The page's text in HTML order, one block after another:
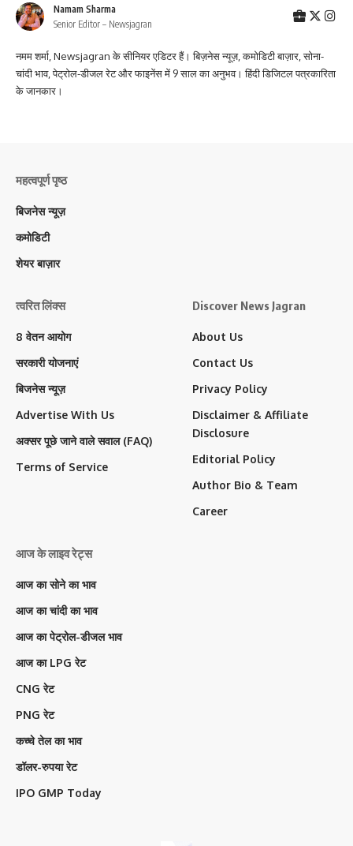
Namam Sharma
Senior Editor – Newsjagran
नमम शर्मा, Newsjagran के सीनियर एडिटर हैं। बिज़नेस न्यूज़, कमोडिटी बाज़ार, सोना-
चांदी भाव, पेट्रोल-डीजल रेट और फाइनेंस में 9 साल का अनुभव। हिंदी डिजिटल पत्रकारिता
के जानकार।
महत्वपूर्ण पृष्ठ
बिजनेस न्यूज़
कमोडिटी
शेयर बाज़ार
त्वरित लिंक्स
8 वेतन आयोग
सरकारी योजनाएं
बिजनेस न्यूज़
Advertise With Us
अक्सर पूछे जाने वाले सवाल (FAQ)
Terms of Service
Discover News Jagran
About Us
Contact Us
Privacy Policy
Disclaimer & Affiliate
Disclosure
Editorial Policy
Author Bio & Team
Career
आज के लाइव रेट्स
आज का सोने का भाव
आज का चांदी का भाव
आज का पेट्रोल-डीजल भाव
आज का LPG रेट
CNG रेट
PNG रेट
कच्चे तेल का भाव
डॉलर-रुपया रेट
IPO GMP Today